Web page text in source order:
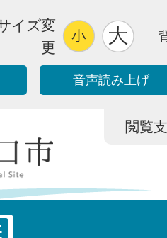
イズ変
更
音声読み上げ
閲覧